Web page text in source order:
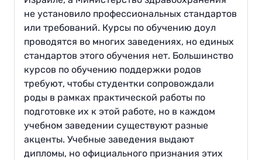
не установило профессиональных стандартов
или требований. Курсы по обучению доул
проводятся во многих заведениях, но единых
стандартов этого обучения нет. Большинство
курсов по обучению поддержки родов
требуют, чтобы студентки сопровождали
роды в рамках практической работы по
подготовке их к этой работе, но в каждом
учебном заведении существуют разные
акценты. Учебные заведения выдают
дипломы, но официального признания этих